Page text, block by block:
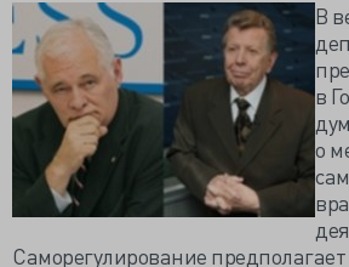
В
в
о
Саморегулирование